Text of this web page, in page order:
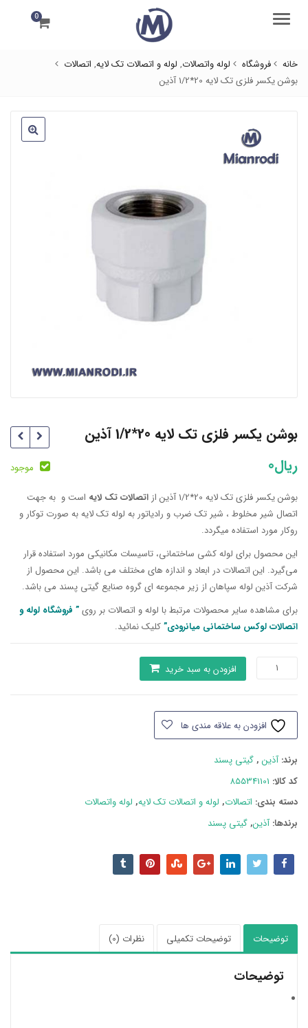
منو 0
خانه فروشگاه لوله واتصالات, لوله و اتصالات تک لایه, اتصالات
بوشن یکسر فلزی تک لایه 20*1/2 آذین
بوشن یکسر فلزی تک لایه 20*1/2 آذین
ریال0 موجود
بوشن یکسر فلزی تک لایه 20*1/2 آذین از اتصالات تک لایه است و به جهت
اتصال شیر مخلوط ، شیر تک ضرب و رادیاتور به لوله تک لایه به صورت توکار و
روکار مورد استفاده میگردد.
این محصول برای لوله کشی ساختمانی، تاسیسات مکانیکی مورد استفاده قرار
می‌گیرد. این اتصالات در ابعاد و اندازه های مختلف می باشد. این محصول از
شرکت آذین لوله سپاهان از زیر مجموعه ای گروه صنایع گیتی پسند می باشد.
برای مشاهده سایر محصولات مرتبط با لوله و اتصالات بر روی” فروشگاه لوله و
اتصالات لوکس ساختمانی میانرودی”کلیک نمائید.
بوشن
تک
آذین
عدد
افزودن به سبد خرید
افزودن به علاقه مندی ها
برند:آذین ,گیتی پسند
کد کالا: 855341101
دسته بند‌ی: اتصالات, لوله و اتصالات تک لایه, لوله واتصالات
برندها:آذین,گیتی پسند
توضیحات توضیحات تکمیلی نظرات (0)
توضیحات